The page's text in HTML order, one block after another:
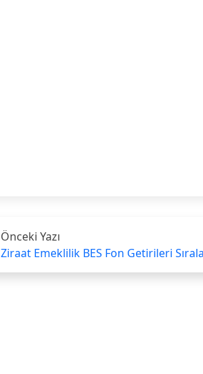
Önceki Yazı
Ziraat Emeklilik BES Fon Getirileri